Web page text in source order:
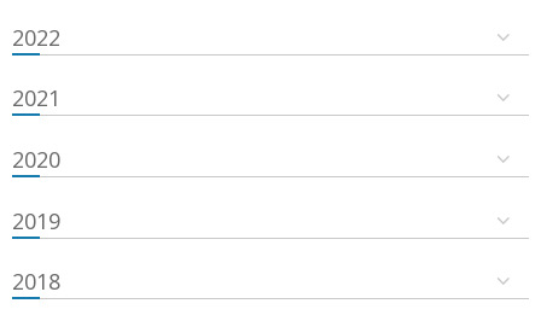
2022
2021
2020
2019
2018